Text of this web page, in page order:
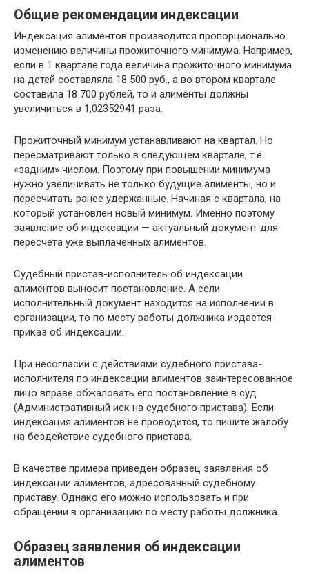
Общие рекомендации индексации
Индексация алиментов производится пропорционально
изменению величины прожиточного минимума. Например,
если в 1 квартале года величина прожиточного минимума
на детей составляла 18 500 руб., а во втором квартале
составила 18 700 рублей, то и алименты должны
увеличиться в 1,02352941 раза.
Прожиточный минимум устанавливают на квартал. Но
пересматривают только в следующем квартале, т.е.
«задним» числом. Поэтому при повышении минимума
нужно увеличивать не только будущие алименты, но и
пересчитать ранее удержанные. Начиная с квартала, на
который установлен новый минимум. Именно поэтому
заявление об индексации — актуальный документ для
пересчета уже выплаченных алиментов.
Судебный пристав-исполнитель об индексации
алиментов выносит постановление. А если
исполнительный документ находится на исполнении в
организации, то по месту работы должника издается
приказ об индексации.
При несогласии с действиями судебного пристава-
исполнителя по индексации алиментов заинтересованное
лицо вправе обжаловать его постановление в суд
(Административный иск на судебного пристава). Если
индексация алиментов не проводится, то пишите жалобу
на бездействие судебного пристава.
В качестве примера приведен образец заявления об
индексации алиментов, адресованный судебному
приставу. Однако его можно использовать и при
обращении в организацию по месту работы должника.
Образец заявления об индексации
алиментов